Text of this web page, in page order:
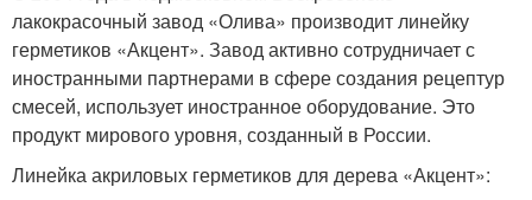
лакокрасочный завод «Олива» производит линейку
герметиков «Акцент». Завод активно сотрудничает с
иностранными партнерами в сфере создания рецептур
смесей, использует иностранное оборудование. Это
продукт мирового уровня, созданный в России.
Линейка акриловых герметиков для дерева «Акцент»: